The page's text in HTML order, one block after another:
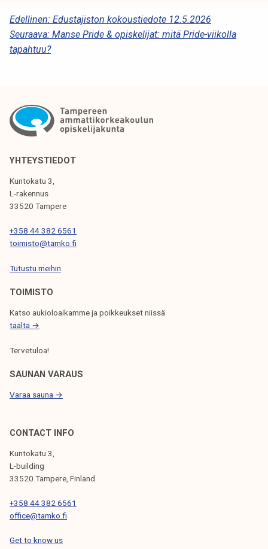
A
R
T
K
L
I
E
S
L
A
U
Edellinen: Edustajiston kokoustiedote 12.5.2026
Seuraava: Manse Pride & opiskelijat: mitä Pride-viikolla
tapahtuu?
YHTEYSTIEDOT
Kuntokatu 3,
L-rakennus
33520 Tampere
+358 44 382 6561
toimisto@tamko.fi
Tutustu meihin
TOIMISTO
Katso aukioloaikamme ja poikkeukset niissä
täältä →
Tervetuloa!
SAUNAN VARAUS
Varaa sauna →
CONTACT INFO
Kuntokatu 3,
L-building
33520 Tampere, Finland
+358 44 382 6561
office@tamko.fi
Get to know us